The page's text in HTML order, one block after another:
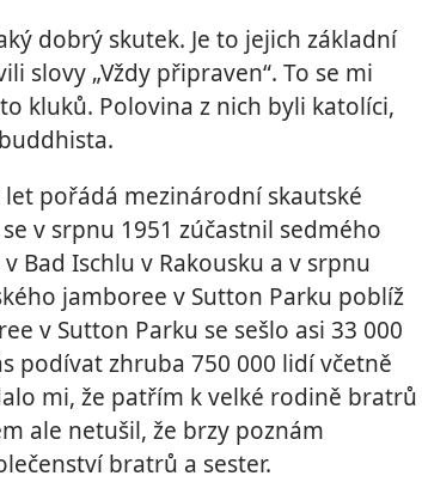
dobrý skutek. Je to jejich základní
slovy „Vždy připraven“. To se mi
kluků. Polovina z nich byli katolíci,
pořádá mezinárodní skautské
v srpnu 1951 zúčastnil sedmého
Bad Ischlu v Rakousku a v srpnu
jamboree v Sutton Parku poblíž
v Sutton Parku se sešlo asi 33 000
podívat zhruba 750 000 lidí včetně
mi, že patřím k velké rodině bratrů
ale netušil, že brzy poznám
bratrů a sester.